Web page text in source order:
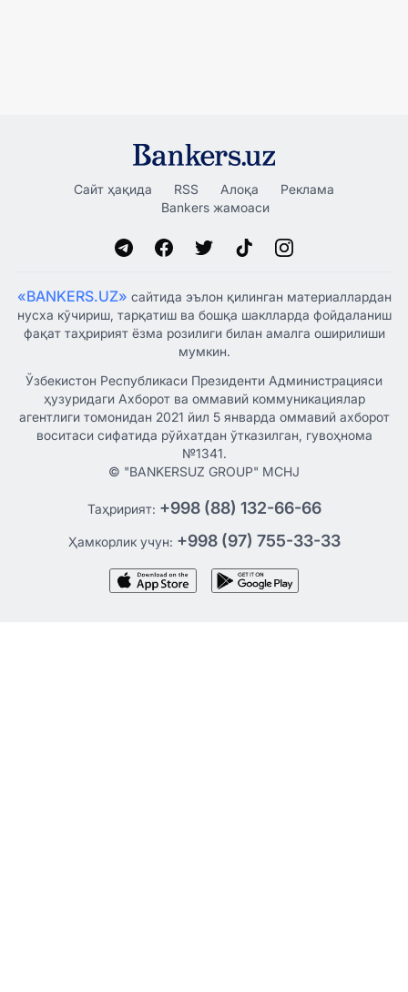
Сайт ҳақида RSS Алоқа
Реклама
Bankers жамоаси
«BANKERS.UZ» сайтида эълон қилинган материаллардан
нусха кўчириш, тарқатиш ва бошқа шаклларда фойдаланиш
фақат таҳририят ёзма розилиги билан амалга оширилиши
мумкин.
Ўзбекистон Республикаси Президенти Администрацияси
ҳузуридаги Ахборот ва оммавий коммуникациялар
агентлиги томонидан 2021 йил 5 январда оммавий ахборот
воситаси сифатида рўйхатдан ўтказилган, гувоҳнома
№1341.
© "BANKERSUZ GROUP" MCHJ
Таҳририят: +998 (88) 132-66-66
Ҳамкорлик учун: +998 (97) 755-33-33